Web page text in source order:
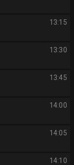
13:15
13:30
13:45
14:00
14:05
14:10